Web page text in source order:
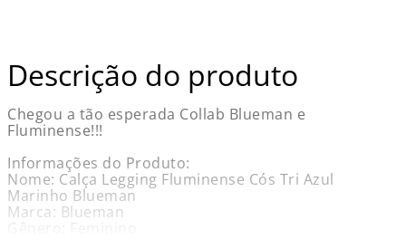
Descrição do produto
Chegou a tão esperada Collab Blueman e
Fluminense!!!
Informações do Produto:
Nome: Calça Legging Fluminense Cós Tri Azul
Marinho Blueman
Marca: Blueman